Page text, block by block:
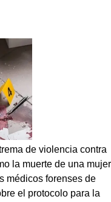
de violencia contra
la muerte de una mujer
médicos forenses de
el protocolo para la